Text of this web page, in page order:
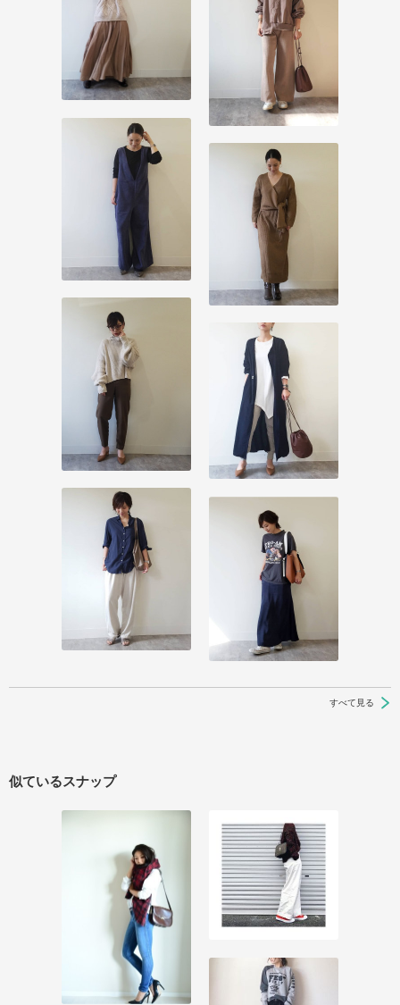
すべて見る
似ているスナップ